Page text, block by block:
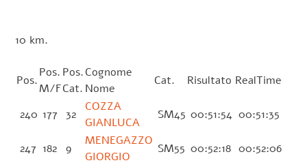
10 km.
Pos.
Pos.
M/F
Pos.
Cat.
Cognome
Nome
Cat. Risultato RealTime
240 177 32
COZZA
GIANLUCA
SM45 00:51:54 00:51:35
247 182 9
MENEGAZZO
GIORGIO
SM55 00:52:18 00:52:06